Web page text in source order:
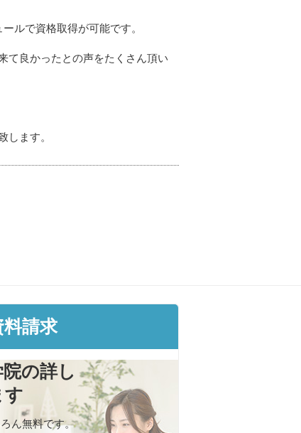
ルで資格取得が可能です。
て良かったとの声をたくさん頂い
します。
請求
の詳し
す
ん無料です。